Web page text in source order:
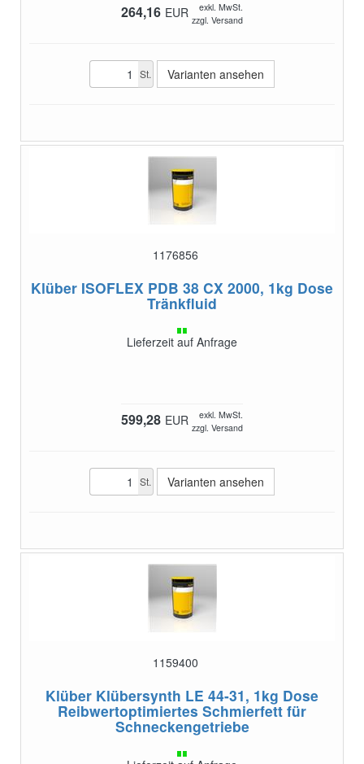
264,16 EUR
exkl. MwSt.
zzgl. Versand
St. Varianten ansehen
1176856
Klüber ISOFLEX PDB 38 CX 2000, 1kg Dose
Tränkfluid
Lieferzeit auf Anfrage
599,28 EUR
exkl. MwSt.
zzgl. Versand
St. Varianten ansehen
1159400
Klüber Klübersynth LE 44-31, 1kg Dose
Reibwertoptimiertes Schmierfett für
Schneckengetriebe